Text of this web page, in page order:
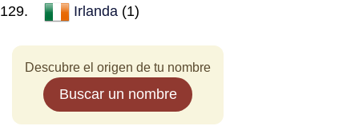
Irlanda (1)
Descubre el origen de tu nombre
Buscar un nombre